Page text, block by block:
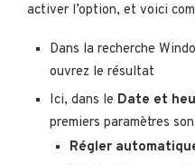
activer l’option, et voici
Dans la recherche
ouvrez le résultat
Ici, dans le Date et
premiers paramètres
Régler